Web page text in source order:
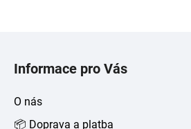
Informace pro Vás
O nás
📦 Doprava a platba